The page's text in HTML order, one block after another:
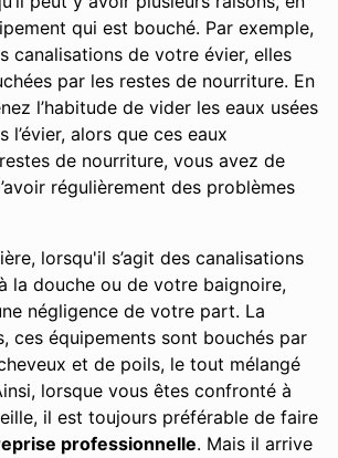
qui est bouché. Par exemple,
canalisations de votre évier, elles
par les restes de nourriture. En
l’habitude de vider les eaux usées
l’évier, alors que ces eaux
de nourriture, vous avez de
régulièrement des problèmes
lorsqu'il s’agit des canalisations
la douche ou de votre baignoire,
négligence de votre part. La
ces équipements sont bouchés par
et de poils, le tout mélangé
lorsque vous êtes confronté à
il est toujours préférable de faire
professionnelle. Mais il arrive